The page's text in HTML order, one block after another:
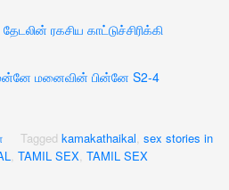
ரகசிய காட்டுச்சிரிக்கி
மனைவின் பின்னே S2-4
Tagged kamakathaikal, sex stories in
, TAMIL SEX, TAMIL SEX